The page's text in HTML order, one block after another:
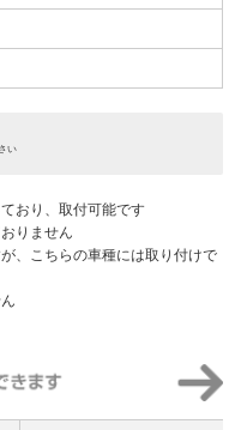
い
おり、取付可能です
りません
、こちらの車種には取り付けで